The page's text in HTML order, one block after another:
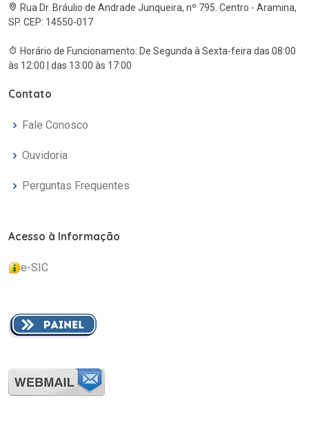
Rua Dr. Bráulio de Andrade Junqueira, nº 795. Centro - Aramina,
SP. CEP: 14550-017
Horário de Funcionamento: De Segunda à Sexta-feira das 08:00
às 12:00 | das 13:00 às 17:00
Contato
Fale Conosco
Ouvidoria
Perguntas Frequentes
Acesso à Informação
e-SIC